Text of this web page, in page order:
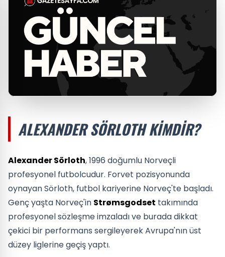
ALEXANDER SÖRLOTH KIMDIR?
Alexander Sörloth, 1996 doğumlu Norveçli
profesyonel futbolcudur. Forvet pozisyonunda
oynayan Sörloth, futbol kariyerine Norveç'te başladı.
Genç yaşta Norveç'in Strømsgodset takımında
profesyonel sözleşme imzaladı ve burada dikkat
çekici bir performans sergileyerek Avrupa'nın üst
düzey liglerine geçiş yaptı.